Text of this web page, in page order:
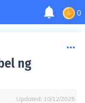
0
ng
Updated: 10/12/2025